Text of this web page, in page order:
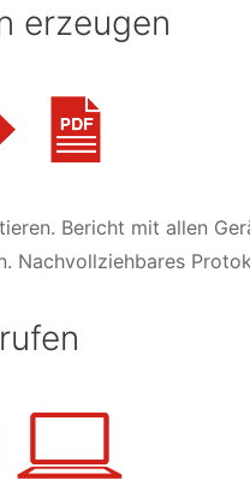
erzeugen
Bericht mit allen
Nachvollziehbares